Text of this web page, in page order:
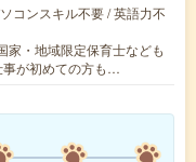
コンスキル不要 / 英語力不
家・地域限定保育士なども
事が初めての方も…